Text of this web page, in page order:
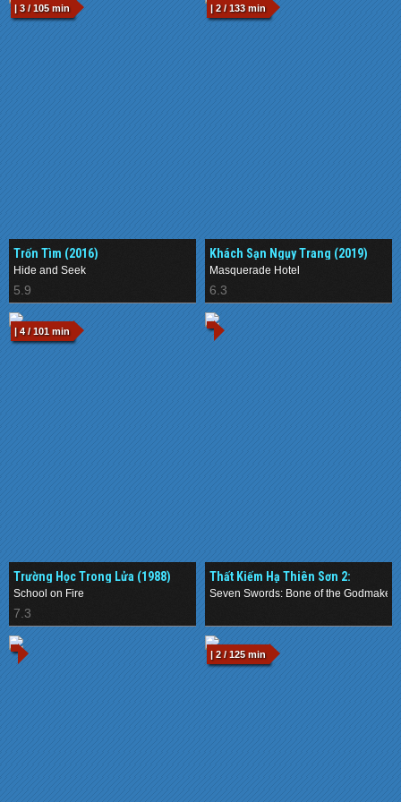
| 3 / 105 min
Trốn Tìm (2016)
Hide and Seek
5.9
| 2 / 133 min
Khách Sạn Ngụy Trang (2019)
Masquerade Hotel
6.3
| 4 / 101 min
Trường Học Trong Lửa (1988)
School on Fire
7.3
Thất Kiếm Hạ Thiên Sơn 2:
Phong Thần Cốt (2019)
Seven Swords: Bone of the Godmaker
| 2 / 125 min